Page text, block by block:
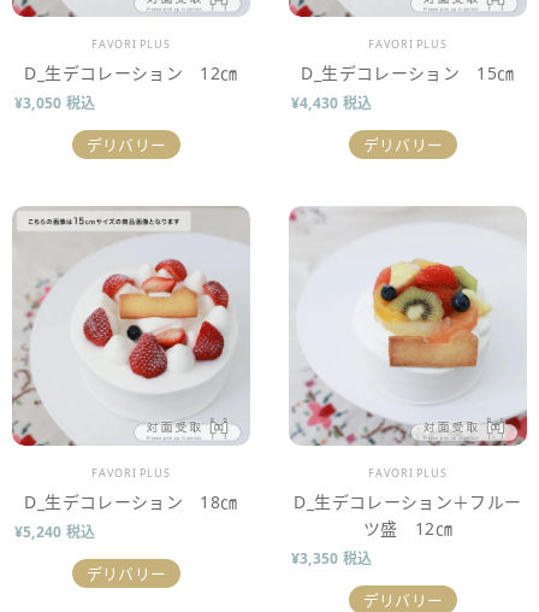
販売業者
FAVORI PLUS
D_生デコレーション 12㎝
¥3,050 税込
デリバリー
販売業者
FAVORI PLUS
D_生デコレーション 15㎝
¥4,430 税込
デリバリー
販売業者
FAVORI PLUS
D_生デコレーション 18㎝
¥5,240 税込
デリバリー
販売業者
FAVORI PLUS
D_生デコレーション＋フルー
ツ盛 12㎝
¥3,350 税込
デリバリー